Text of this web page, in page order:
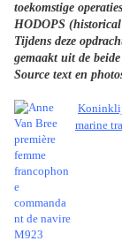
toekomstige
HODOPS
Tijdens deze
gemaakt uit de
Source text en
marine